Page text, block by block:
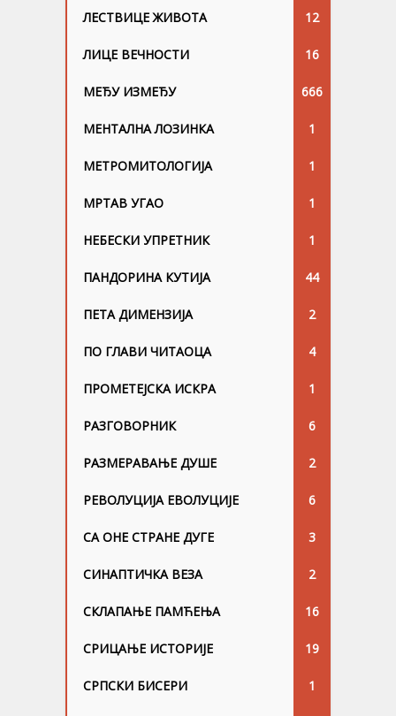
ЛЕСТВИЦЕ ЖИВОТА 12
ЛИЦЕ ВЕЧНОСТИ 16
МЕЂУ ИЗМЕЂУ 666
МЕНТАЛНА ЛОЗИНКА 1
МЕТРОМИТОЛОГИЈА 1
МРТАВ УГАО 1
НЕБЕСКИ УПРЕТНИК 1
ПАНДОРИНА КУТИЈА 44
ПЕТА ДИМЕНЗИЈА 2
ПО ГЛАВИ ЧИТАОЦА 4
ПРОМЕТЕЈСКА ИСКРА 1
РАЗГОВОРНИК 6
РАЗМЕРАВАЊЕ ДУШЕ 2
РЕВОЛУЦИЈА ЕВОЛУЦИЈЕ 6
СА ОНЕ СТРАНЕ ДУГЕ 3
СИНАПТИЧКА ВЕЗА 2
СКЛАПАЊЕ ПАМЋЕЊА 16
СРИЦАЊЕ ИСТОРИЈЕ 19
СРПСКИ БИСЕРИ 1